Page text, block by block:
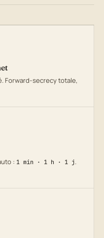
Forward-secrecy totale,
: 1 min · 1 h · 1 j.